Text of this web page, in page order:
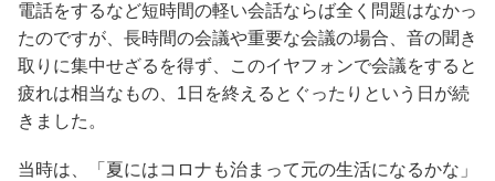
電話をするなど短時間の軽い会話ならば全く問題はなかっ
たのですが、長時間の会議や重要な会議の場合、音の聞き
取りに集中せざるを得ず、このイヤフォンで会議をすると
疲れは相当なもの、1日を終えるとぐったりという日が続
きました。
当時は、「夏にはコロナも治まって元の生活になるかな」